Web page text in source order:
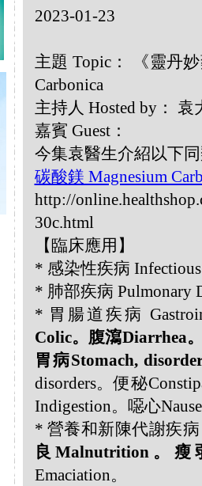
2023-01-23
主題 Topic： 《靈丹
Carbonica
主持人 Hosted by：
嘉賓 Guest：
今集袁醫生介紹以下同
碳酸鎂 Magnesium
http://
30c.html
【臨床應用】
* 感染性疾病 Infectious
* 肺部疾病 Pulmonary
* 胃腸道疾病
Colic。腹瀉Diarrhea
胃病Stomach,
disorders。便秘
Indigestion。噁心
* 營養和新陳代謝疾病
良Malnutrition。瘦
Emaciation。